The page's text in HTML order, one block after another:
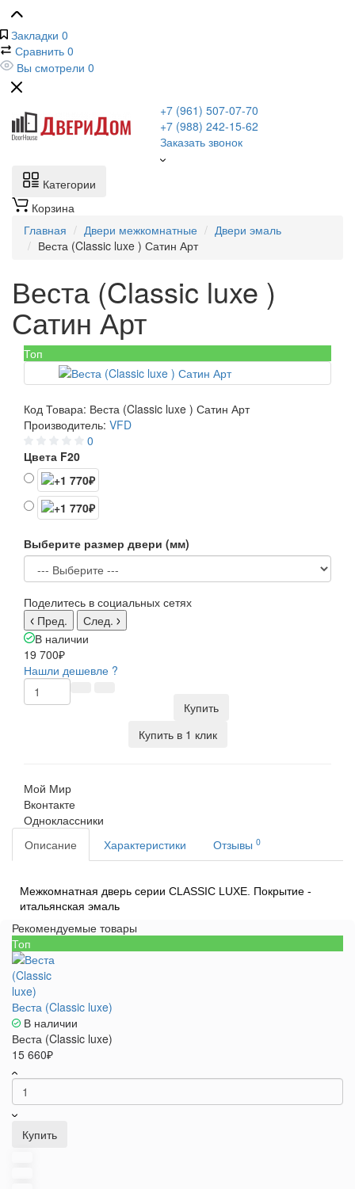
Закладки 0
Сравнить 0
Вы смотрели 0
+7 (961) 507-07-70
+7 (988) 242-15-62
Заказать звонок
Категории
Корзина
Главная
Двери межкомнатные
Двери эмаль
Веста (Classic luxe ) Сатин Арт
Веста (Classic luxe )
Сатин Арт
Топ
Код Товара: Веста (Classic luxe ) Сатин Арт
Производитель: VFD
0
Цвета F20
Выберите размер двери (мм)
Поделитесь в социальных сетях
Пред.
След.
В наличии
19 700₽
Нашли дешевле ?
Купить
Купить в 1 клик
Мой Мир
Вконтакте
Одноклассники
Описание
Характеристики Отзывы 0
Межкомнатная дверь серии CLASSIC LUXE. Покрытие -
итальянская эмаль
Рекомендуемые товары
Топ
Веста (Classic luxe)
В наличии
Веста (Classic luxe)
15 660₽
Купить